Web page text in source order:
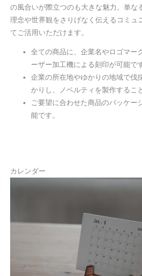
の風合いが際立つのも大きな魅力。単な
理念や世界観をさりげなく伝えるコミュ
てご活用いただけます。
全ての商品に、企業名やロゴマー
ーザー加工機による刻印が可能で
企業の所在地やゆかりの地域で伐
かりし、ノベルティを製作するこ
ご要望に合わせた商品のパッケー
能です。
カレンダー